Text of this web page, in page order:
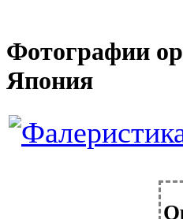
Фотографии
Япония